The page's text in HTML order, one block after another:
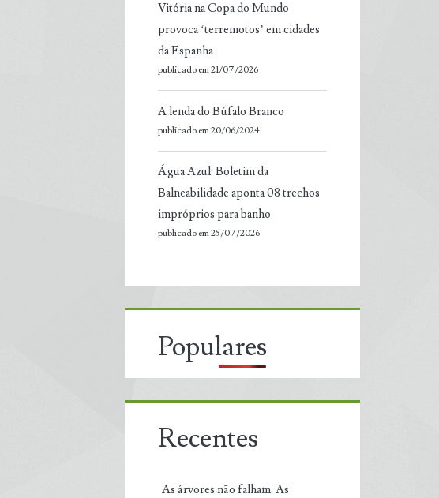
Vitória na Copa do Mundo
provoca ‘terremotos’ em cidades
da Espanha
publicado em 21/07/2026
A lenda do Búfalo Branco
publicado em 20/06/2024
Água Azul: Boletim da
Balneabilidade aponta 08 trechos
impróprios para banho
publicado em 25/07/2026
Populares
Recentes
As árvores não falham. As